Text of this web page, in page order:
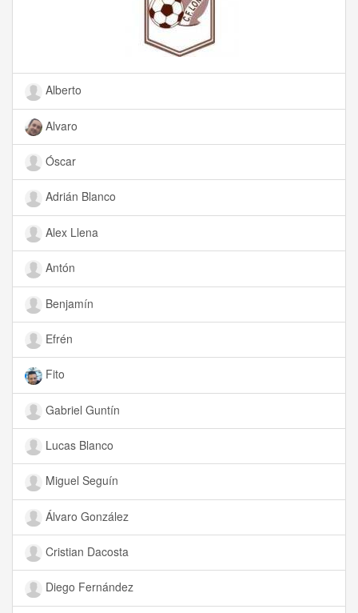
Alberto
Alvaro
Óscar
Adrián Blanco
Alex Llena
Antón
Benjamín
Efrén
Fito
Gabriel Guntín
Lucas Blanco
Miguel Seguín
Álvaro González
Cristian Dacosta
Diego Fernández